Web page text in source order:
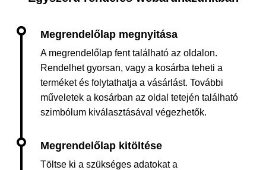
A megrendelőlap fent található az oldalon.
Rendelhet gyorsan, vagy a kosárba teheti a
terméket és folytathatja a vásárlást. További
műveletek a kosárban az oldal tetején található
szimbólum kiválasztásával végezhetők.
Töltse ki a szükséges adatokat a